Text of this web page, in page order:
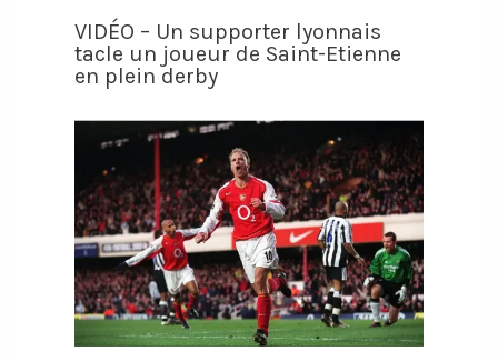
VIDÉO – Un supporter lyonnais
tacle un joueur de Saint-Etienne
en plein derby